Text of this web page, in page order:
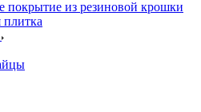
покрытие из резиновой крошки
плитка